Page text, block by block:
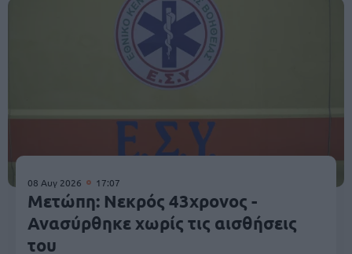
08 Αυγ 2026 17:07
Μετώπη: Νεκρός 43χρονος -
Ανασύρθηκε χωρίς τις αισθήσεις
του